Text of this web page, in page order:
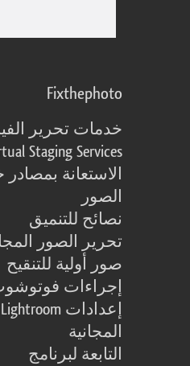
Fixthephoto
خدمات تحرير
Staging Services
الاستعانة بمصادر
الصور
نصائح للتنميق
تحرير الصور
صور أولية للتنقيح
إجراءات
المجانية
التابعة لبرنامج